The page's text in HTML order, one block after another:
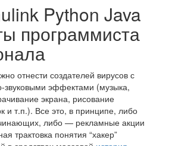
Python Java
программиста
отнести создателей вирусов с
звуковыми эффектами (музыка,
экрана, рисование
и т.п.). Все это, в принципе, либо
либо — рекламные акции
трактовка понятия “хакер”